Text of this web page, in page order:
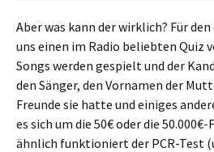
Aber was kann der wirklich? Für
uns einen im Radio beliebten Quiz
Songs werden gespielt und der
den Sänger, den Vornamen der
Freunde sie hatte und einiges
es sich um die 50€ oder die
ähnlich funktioniert der PCR-Test